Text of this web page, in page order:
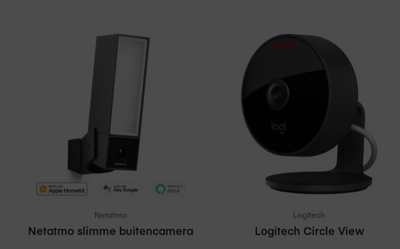
Netatmo
Netatmo slimme buitencamera
Vergelijken In winkelmand
Logitech
Logitech Circle View
In winkelmand